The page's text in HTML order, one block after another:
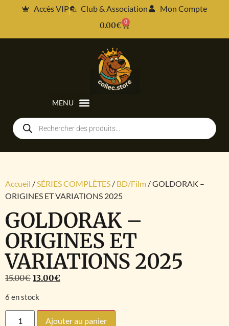
Accès VIP Club & Association
Mon Compte
0.00€ 0
Accueil /SÉRIES COMPLÈTES / BD/Film / GOLDORAK –
ORIGINES ET VARIATIONS 2025
GOLDORAK –
ORIGINES ET
VARIATIONS 2025
15.00€ 13.00€
6 en stock
Ajouter au panier